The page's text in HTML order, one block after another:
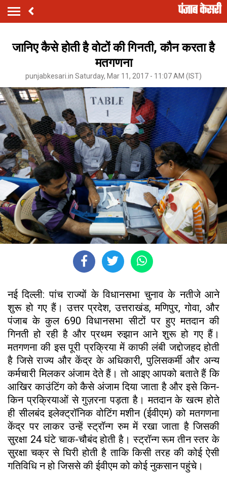
जानिए कैसे होती है वोटों की गिनती, कौन करता है
मतगणना
punjabkesari.in Saturday, Mar 11, 2017 - 11:07 AM (IST)
नई दिल्ली: पांच राज्यों के विधानसभा चुनाव के नतीजे आने
शुरू हो गए हैं। उत्तर प्रदेश, उत्तराखंड, मणिपुर, गोवा, और
पंजाब के कुल 690 विधानसभा सीटों पर हुए मतदान की
गिनती हो रही है और प्रथम रुझान आने शुरू हो गए हैं।
मतगणना की इस पूरी प्रक्रिया में काफी लंबी जद्दोजहद होती
है जिसे राज्य और केंद्र के अधिकारी, पुलिसकर्मी और अन्य
कर्मचारी मिलकर अंजाम देते हैं। तो आइए आपको बताते हैं कि
आखिर काउंटिंग को कैसे अंजाम दिया जाता है और इसे किन-
किन प्रक्रियाओं से गुज़रना पड़ता है। मतदान के खत्म होते
ही सीलबंद इलेक्ट्रॉनिक वोटिंग मशीन (ईवीएम) को मतगणना
केंद्र पर लाकर उन्हें स्ट्रॉन्ग रुम में रखा जाता है जिसकी
सुरक्षा 24 घंटे चाक-चौबंद होती है। स्ट्रॉन्ग रूम तीन स्तर के
सुरक्षा चक्र से घिरी होती है ताकि किसी तरह की कोई ऐसी
गतिविधि न हो जिससे की ईवीएम को कोई नुकसान पहुंचे।